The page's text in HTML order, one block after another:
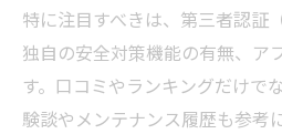
特に注目すべきは、第三者認証
独自の安全対策機能の有無、ア
す。口コミやランキングだけで
験談やメンテナンス履歴も参考